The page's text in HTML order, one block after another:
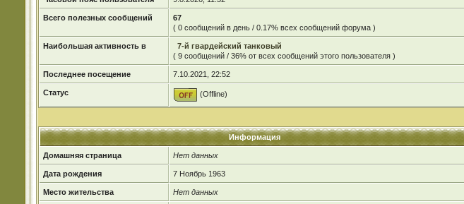
Всего полезных сообщений
67
( 0 сообщений в день / 0.17% всех сообщений форума )
Наибольшая активность в
7-й гвардейский танковый
( 9 сообщений / 36% от всех сообщений этого пользователя )
Последнее посещение 7.10.2021, 22:52
Статус (Offline)
Информация
Домашняя страница Нет данных
Дата рождения 7 Ноябрь 1963
Место жительства Нет данных